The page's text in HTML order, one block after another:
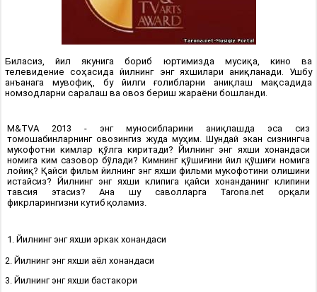
Биласиз, йил якунига бориб юртимизда мусиқа, кино ва
телевидение соҳасида йилнинг энг яхшилари аниқланади. Ушбу
анъанага мувофиқ, бу йилги ғолибларни аниқлаш мақсадида
номзодларни саралаш ва овоз бериш жараёни бошланди.
M&TVA 2013 - энг муносибларини аниқлашда эса сиз
томошабинларнинг овозингиз жуда муҳим. Шундай экан сизнингча
мукофотни кимлар қўлга киритади? Йилнинг энг яхши хонандаси
номига ким сазовор бўлади? Кимнинг қўшиғини йил қўшиғи номига
лойиқ? Қайси фильм йилнинг энг яхши фильми мукофотини олишини
истайсиз? Йилнинг энг яхши клипига қайси хонанданинг клипини
тавсия этасиз? Ана шу саволларга Tarona.net орқали
фикрларингизни кутиб қоламиз.
1. Йилнинг энг яхши эркак хонандаси
2. Йилнинг энг яхши аёл хонандаси
3. Йилнинг энг яхши бастакори